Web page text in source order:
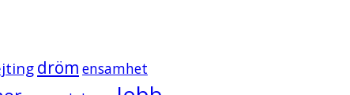
dröm ensamhet